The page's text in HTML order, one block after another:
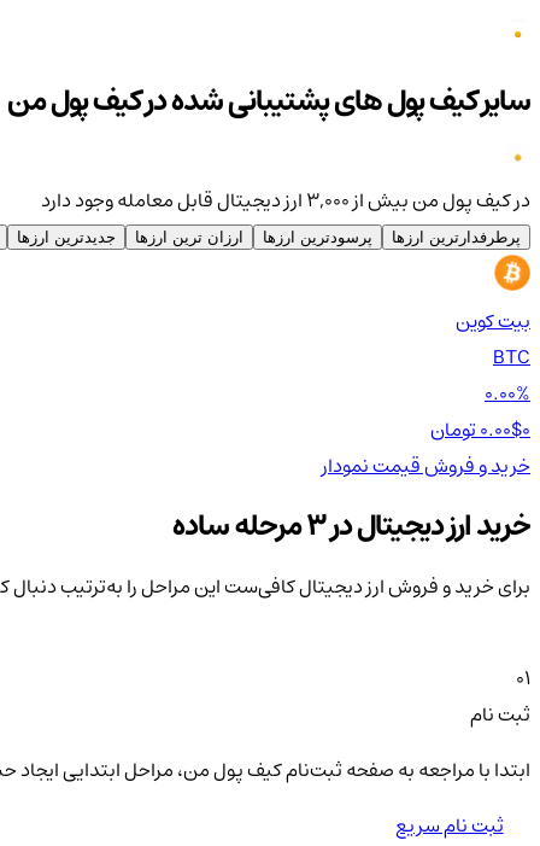
سایر کیف پول های پشتیبانی شده در کیف پول من
در کیف پول من بیش از ۳,۰۰۰ ارز دیجیتال قابل معامله وجود دارد
پرطرفدارترین ارزها پرسودترین ارزها ارزان ترین ارزها جدیدترین ارزها
بیت کوین
BTC
0.00%
0.00$0 تومان
خرید و فروشقیمتنمودار
خرید ارز دیجیتال در 3 مرحله ساده
برای خرید و فروش ارز دیجیتال کافی‌ست این مراحل را به‌ترتیب دنبال
01
ثبت نام
ابتدا با مراجعه به صفحه ثبت‌نام کیف‌ پول من، مراحل ابتدایی ایجاد
ثبت نام سریع